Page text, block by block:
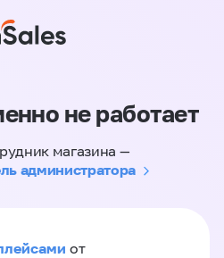
не работает
магазина —
администратора
от